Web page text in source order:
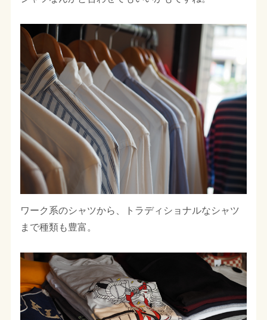
ワーク系のシャツから、トラディショナルなシャツ
まで種類も豊富。